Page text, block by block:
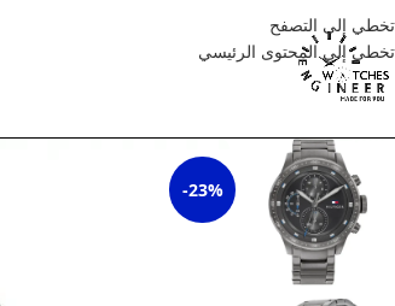
تخطي إلى التصفح
تخطي إلى المحتوى الرئيسي
-23%